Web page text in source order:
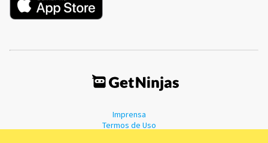
Imprensa
Termos de Uso